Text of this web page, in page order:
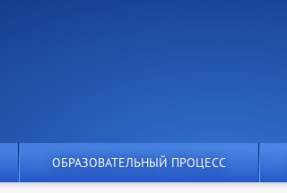
ОБРАЗОВАТЕЛЬНЫЙ ПРОЦЕСС